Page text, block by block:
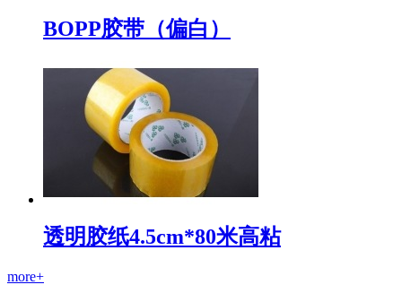
BOPP胶带（偏白）
透明胶纸4.5cm*80米高粘
more+